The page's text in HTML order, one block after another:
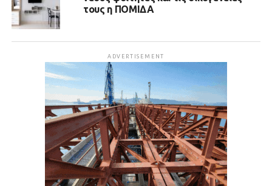
τους η ΠΟΜΙΔΑ
ADVERTISEMENT